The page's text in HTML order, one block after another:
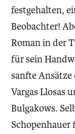
festgehalten,
Beobachter!
Roman in der
für sein
sanfte
Vargas Llosas
Bulgakows.
Schopenhauer